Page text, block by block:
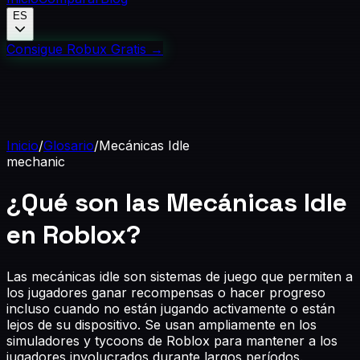
ES
Consigue Robux Gratis →
Inicio/Glosario/Mecánicas Idle
mechanic
¿Qué son las Mecánicas Idle
en Roblox?
Las mecánicas idle son sistemas de juego que permiten a
los jugadores ganar recompensas o hacer progreso
incluso cuando no están jugando activamente o están
lejos de su dispositivo. Se usan ampliamente en los
simuladores y tycoons de Roblox para mantener a los
jugadores involucrados durante largos períodos.